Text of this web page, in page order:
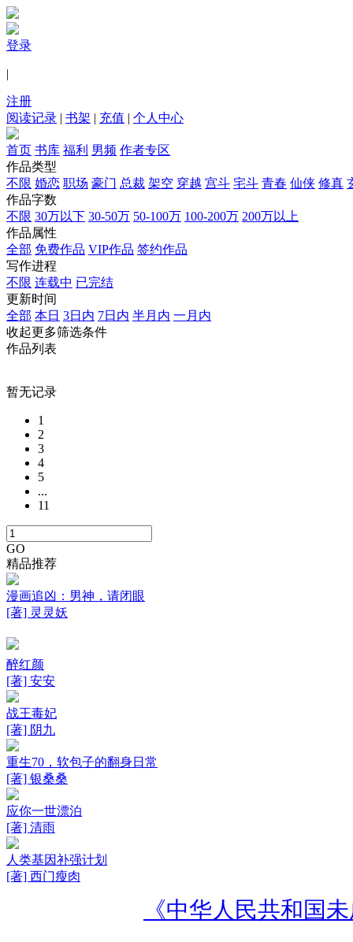
登录
|
注册
阅读记录 | 书架 | 充值 | 个人中心
首页 书库 福利 男频 作者专区
作品类型
不限 婚恋 职场 豪门 总裁 架空 穿越 宫斗 宅斗 青春 仙侠 修真
作品字数
不限 30万以下 30-50万 50-100万 100-200万 200万以上
作品属性
全部 免费作品 VIP作品 签约作品
写作进程
不限 连载中 已完结
更新时间
全部 本日 3日内 7日内 半月内 一月内
收起更多筛选条件
作品列表
暂无记录
1
2
3
4
5
...
11
GO
精品推荐
漫画追凶：男神，请闭眼
[著] 灵灵妖
醉红颜
[著] 安安
战王毒妃
[著] 阴九
重生70，软包子的翻身日常
[著] 银桑桑
应你一世漂泊
[著] 清雨
人类基因补强计划
[著] 西门瘦肉
《中华人民共和国